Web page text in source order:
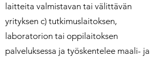
laitteita valmistavan tai välittävän
yrityksen c) tutkimuslaitoksen,
laboratorion tai oppilaitoksen
palveluksessa ja työskentelee maali- ja